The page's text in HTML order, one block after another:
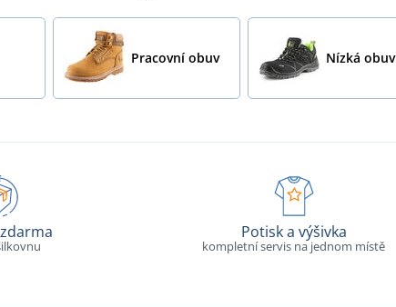
Pracovní obuv Nízká obuv
Potisk a výšivka
kompletní servis na jednom místě